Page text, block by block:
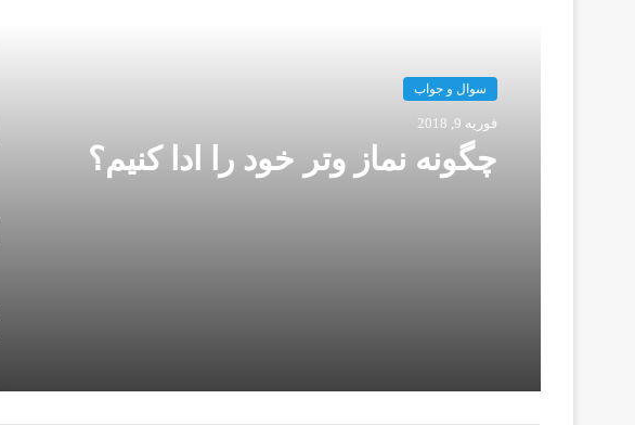
سوال و جواب
فوریه 9, 2018
چگونه نماز وتر خود را ادا كنيم؟